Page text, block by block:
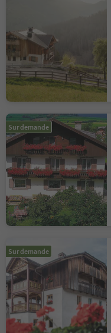
Sur demande
Sur demande